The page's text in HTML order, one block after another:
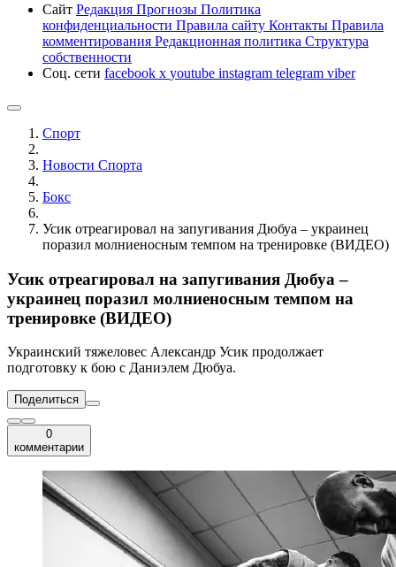
Сайт Редакция Прогнозы Политика
конфиденциальности Правила сайту Контакты Правила
комментирования Редакционная политика Структура
собственности
Соц. сети facebook x youtube instagram telegram viber
Спорт
Новости Cпорта
Бокс
Усик отреагировал на запугивания Дюбуа – украинец
поразил молниеносным темпом на тренировке (ВИДЕО)
Усик отреагировал на запугивания Дюбуа –
украинец поразил молниеносным темпом на
тренировке (ВИДЕО)
Украинский тяжеловес Александр Усик продолжает
подготовку к бою с Даниэлем Дюбуа.
Поделиться
0
комментарии